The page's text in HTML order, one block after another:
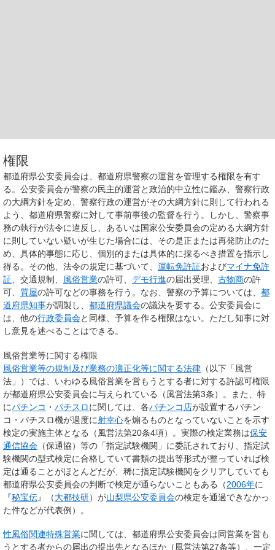
権限
都道府県公安委員会は、都道府県警察の運営を管理する権限を有す
る。公安委員会が警察の民主的運営と政治的中立性に鑑み、警察行政
の大綱方針を定め、警察行政の運営がその大綱方針に則して行われる
よう、都道府県警察に対して事前事後の監督を行う。しかし、警察事
務の執行が法令に違反し、あるいは国家公安委員会の定める大綱方針
に則していない疑いが生じた場合には、その是正または再発防止のた
め、具体的事態に応じ、個別的または具体的に採るべき措置を指示し
得る。その他、法令の規定に基づいて、 運転免許証およびマイナ免許
証 、交通規制、 風俗営業の許可、 デモ行進の届出受理、 古物商の許
可、 質屋の許可などの事務を行う。なお、警察の予算については、 都
道府県知事が調製し、 都道府県議会の議決を要する。公安委員会に
は、他の行政委員会と同様、予算を作る権限はない。ただし知事に対
し意見を述べることはできる。
風俗営業等に関する権限
風俗営業等の規制及び業務の適正化等に関する法律 （以下「風営
法」）では、いわゆる風俗営業を営もうとする者に対する許認可権限
が都道府県公安委員会に与えられている（風営法第3条）。また、特
にパチンコ ・ パチスロに関しては、各パチンコ店が設置するパチン
コ・パチスロ機が過度に射幸心を煽るものとなっていないことを示す
検定の実施主体となる（風営法第20条4項）。実際の検定業務は保安
通信協会 （保通協）等の「指定試験機関」に委託されており、指定試
験機関の型式検定に合格していて書類の提出等形式が整っていれば検
定は通ることがほとんどだが、稀に指定試験機関をクリアしていても
都道府県公安委員会の判断で検定が通らないこともある（2006年に
『秘宝伝』（大都技研）が山梨県公安委員会の検定を通過できなかっ
た件などが代表例）。
性風俗関連特殊営業に関しては、都道府県公安委員会は同営業を営も
うとする者からの届出の提出先となるほか（風営法第27条等）、一定